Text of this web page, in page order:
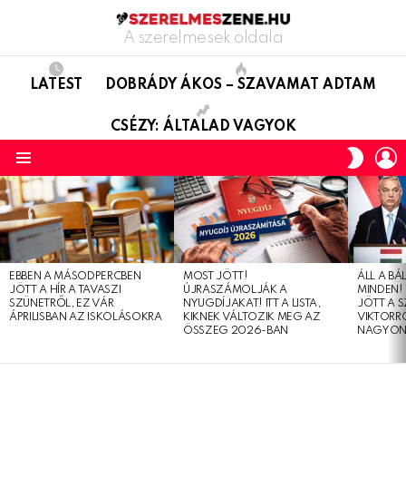
A szerelmesek oldala
LATEST DOBRÁDY ÁKOS – SZAVAMAT ADTAM
CSÉZY: ÁLTALAD VAGYOK
SKIN
LATEST
STORIES
EBBEN A MÁSODPERCBEN
JÖTT A HÍR A TAVASZI
SZÜNETRŐL, EZ VÁR
ÁPRILISBAN AZ ISKOLÁSOKRA
MOST JÖTT!
ÚJRASZÁMOLJÁK A
NYUGDÍJAKAT! ITT A LISTA,
KIKNEK VÁLTOZIK MEG AZ
ÖSSZEG 2026-BAN
ÁLL A
MINDEN!
JÖTT A